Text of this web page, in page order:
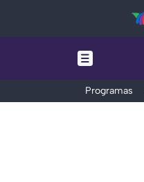
Programas